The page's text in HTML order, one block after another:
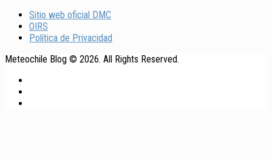
Sitio web oficial DMC
OIRS
Política de Privacidad
Meteochile Blog © 2026. All Rights Reserved.